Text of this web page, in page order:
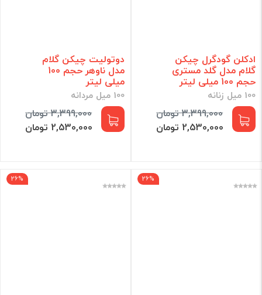
ادکلن گودگرل چیکن
گلام مدل گلد مستری
حجم 100 میلی لیتر
100 میل زنانه
3,399,000 تومان
2,530,000 تومان
دوتولیت چیکن گلام
مدل ناوهر حجم 100
میلی لیتر
100 میل مردانه
3,399,000 تومان
2,530,000 تومان
26%
26%